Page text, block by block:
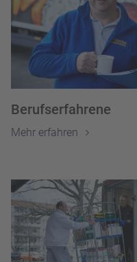
Berufserfahrene
Mehr erfahren